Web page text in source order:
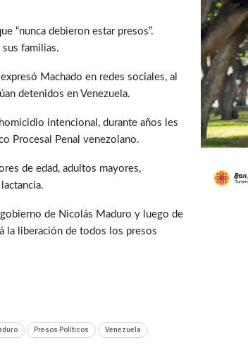
“nunca debieron estar presos”.
familias.
Machado en redes sociales, al
detenidos en Venezuela.
intencional, durante años les
Procesal Penal venezolano.
de edad, adultos mayores,
de Nicolás Maduro y luego de
la liberación de todos los presos
Presos Políticos Venezuela